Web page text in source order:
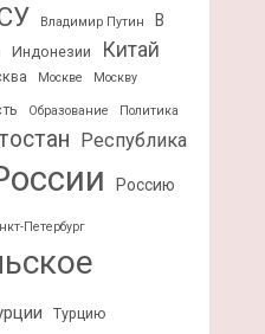
Владимир Путин
В
Индонезии Китай
Москве Москву
Образование Политика
Республика
Россию
Петербург
Турцию